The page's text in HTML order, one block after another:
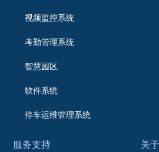
视频监控系统
考勤管理系统
智慧园区
软件系统
停车运维管理系统
服务支持 关